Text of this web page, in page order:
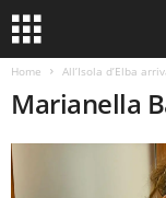
Home All’Isola d’Elba
Marianella